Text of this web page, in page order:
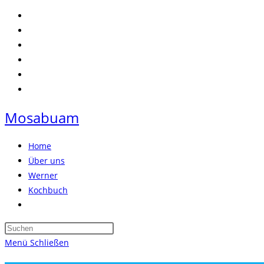
Zum
Inhalt
springen
Mosabuam
Home
Über uns
Werner
Kochbuch
umschalten
Press
Menü Schließen